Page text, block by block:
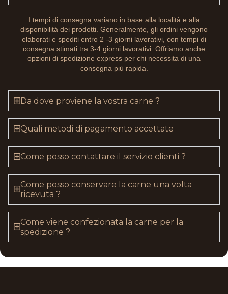
I tempi di consegna variano in base alla località e alla
disponibilità dei prodotti. Generalmente, gli ordini vengono
elaborati e spediti entro 2 -3 giorni lavorativi, con tempi di
consegna stimati tra 3-4 giorni lavorativi. Offriamo anche
opzioni di spedizione express per chi necessita di una
consegna più rapida.
Da dove proviene la vostra carne ?
Quali metodi di pagamento accettate
Come posso contattare il servizio clienti ?
Come posso conservare la carne una volta
ricevuta ?
Come viene confezionata la carne per la
spedizione ?